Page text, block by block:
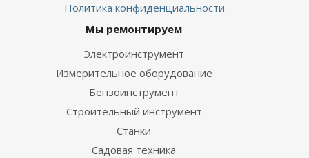
Политика конфиденциальности
Мы ремонтируем
Электроинструмент
Измерительное оборудование
Бензоинструмент
Строительный инструмент
Станки
Садовая техника